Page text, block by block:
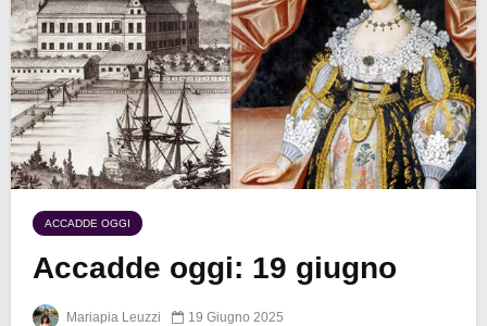
ACCADDE OGGI
Accadde oggi: 19 giugno
Mariapia Leuzzi 19 Giugno 2025